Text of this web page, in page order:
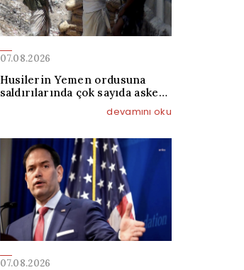
07.08.2026
Husilerin Yemen ordusuna
saldırılarında çok sayıda asker
devamını oku
07.08.2026